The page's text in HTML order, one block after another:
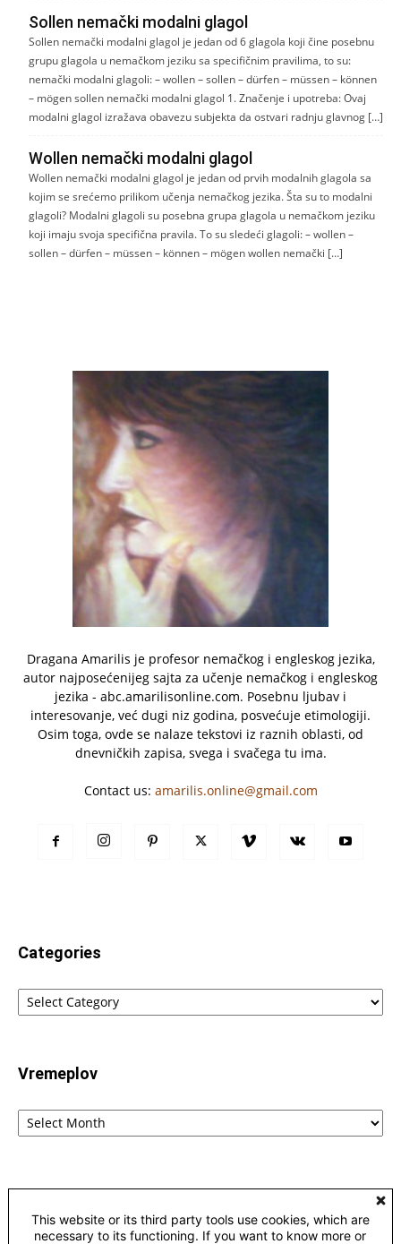
Sollen nemački modalni glagol
Sollen nemački modalni glagol je jedan od 6 glagola koji čine posebnu
grupu glagola u nemačkom jeziku sa specifičnim pravilima, to su:
nemački modalni glagoli: – wollen – sollen – dürfen – müssen – können
– mögen sollen nemački modalni glagol 1. Značenje i upotreba: Ovaj
modalni glagol izražava obavezu subjekta da ostvari radnju glavnog […]
Wollen nemački modalni glagol
Wollen nemački modalni glagol je jedan od prvih modalnih glagola sa
kojim se srećemo prilikom učenja nemačkog jezika. Šta su to modalni
glagoli? Modalni glagoli su posebna grupa glagola u nemačkom jeziku
koji imaju svoja specifična pravila. To su sledeći glagoli: – wollen –
sollen – dürfen – müssen – können – mögen wollen nemački […]
Dragana Amarilis je profesor nemačkog i engleskog jezika,
autor najposećenijeg sajta za učenje nemačkog i engleskog
jezika - abc.amarilisonline.com. Posebnu ljubav i
interesovanje, već dugi niz godina, posvećuje etimologiji.
Osim toga, ovde se nalaze tekstovi iz raznih oblasti, od
dnevničkih zapisa, svega i svačega tu ima.
Contact us: amarilis.online@gmail.com
Categories
Categories
Vremeplov
Vremeplov
Kontakt
Privacy
This website or its third party tools use cookies, which are
necessary to its functioning. If you want to know more or